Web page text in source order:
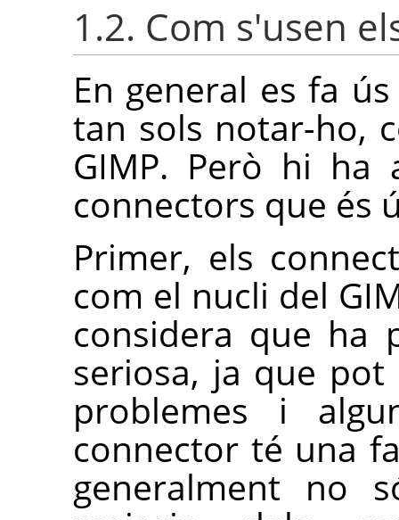
1.2. Com s'usen
En general es fa
tan sols notar-ho,
GIMP. Però hi ha
connectors que és
Primer, els
com el nucli del
considera que ha
seriosa, ja que
problemes i
connector té una
generalment no